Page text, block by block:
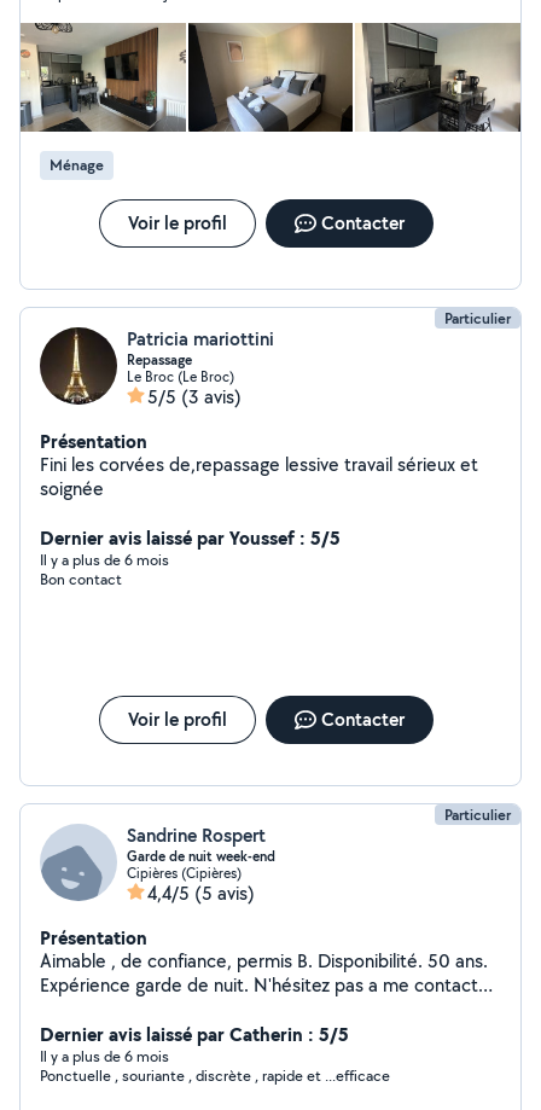
gratuit et travail soigné.
Ménage
Voir le profil Contacter
Particulier
Patricia mariottini
Repassage
Le Broc (Le Broc)
5/5 (3 avis)
Présentation
Fini les corvées de,repassage lessive travail sérieux et
soignée
Dernier avis laissé par Youssef : 5/5
Il y a plus de 6 mois
Bon contact
Voir le profil Contacter
Particulier
Sandrine Rospert
Garde de nuit week-end
Cipières (Cipières)
4,4/5 (5 avis)
Présentation
Aimable , de confiance, permis B. Disponibilité. 50 ans.
Expérience garde de nuit. N'hésitez pas a me contacter.
Dernier avis laissé par Catherin : 5/5
Il y a plus de 6 mois
Ponctuelle , souriante , discrète , rapide et ...efficace